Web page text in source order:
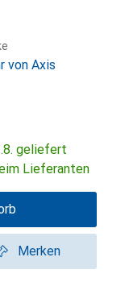
von Axis
geliefert
Lieferanten
Merken